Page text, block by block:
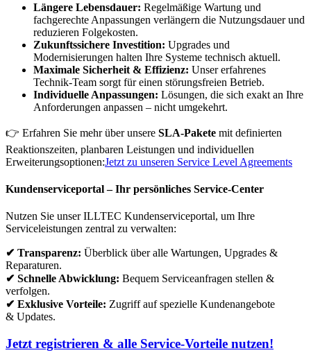
Längere Lebensdauer: Regelmäßige Wartung und
fachgerechte Anpassungen verlängern die Nutzungsdauer und
reduzieren Folgekosten.
Zukunftssichere Investition: Upgrades und
Modernisierungen halten Ihre Systeme technisch aktuell.
Maximale Sicherheit & Effizienz: Unser erfahrenes
Technik-Team sorgt für einen störungsfreien Betrieb.
Individuelle Anpassungen: Lösungen, die sich exakt an Ihre
Anforderungen anpassen – nicht umgekehrt.
👉 Erfahren Sie mehr über unsere SLA-Pakete mit definierten
Reaktionszeiten, planbaren Leistungen und individuellen
Erweiterungsoptionen:Jetzt zu unseren Service Level Agreements
Kundenserviceportal – Ihr persönliches Service-Center
Nutzen Sie unser ILLTEC Kundenserviceportal, um Ihre
Serviceleistungen zentral zu verwalten:
✔ Transparenz: Überblick über alle Wartungen, Upgrades &
Reparaturen.
✔ Schnelle Abwicklung: Bequem Serviceanfragen stellen &
verfolgen.
✔ Exklusive Vorteile: Zugriff auf spezielle Kundenangebote
& Updates.
Jetzt registrieren & alle Service-Vorteile nutzen!